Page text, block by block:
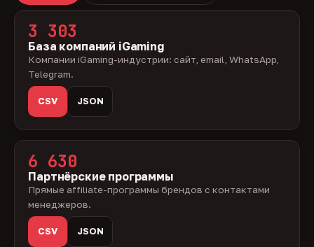
3 303
База компаний iGaming
Компании iGaming-индустрии: сайт, email, WhatsApp,
Telegram.
CSV JSON
6 630
Партнёрские программы
Прямые affiliate-программы брендов с контактами
менеджеров.
CSV JSON